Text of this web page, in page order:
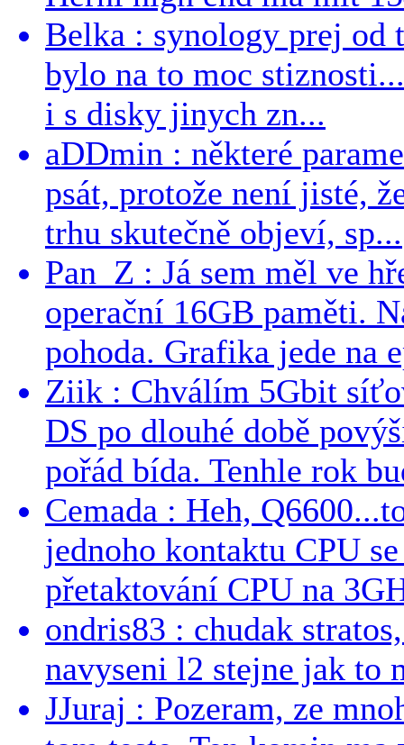
Belka : synology prej od
bylo na to moc
i s disky jinych zn...
aDDmin : některé
psát, protože není jisté,
trhu skutečně objeví, sp...
Pan_Z : Já sem měl ve
operační 16GB paměti.
pohoda. Grafika jede na
Ziik : Chválím 5Gbit
DS po dlouhé době
pořád bída. Tenhle rok
Cemada : Heh,
jednoho kontaktu CPU
přetaktování CPU na
ondris83 : chudak
navyseni l2 stejne jak to
JJuraj : Pozeram, ze